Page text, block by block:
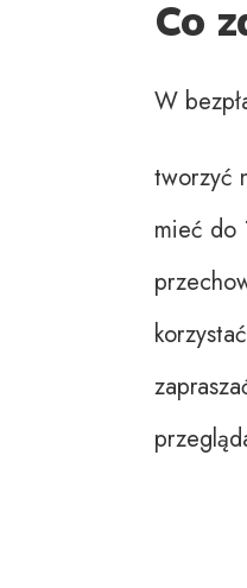
Co
W
tworzyć
mieć do